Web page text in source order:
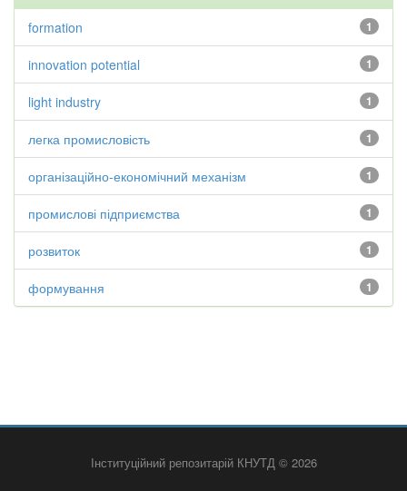
1
formation
1
innovation potential
1
light industry
1
легка промисловість
1
організаційно-економічний механізм
1
промислові підприємства
1
розвиток
1
формування
Інституційний репозитарій КНУТД © 2026